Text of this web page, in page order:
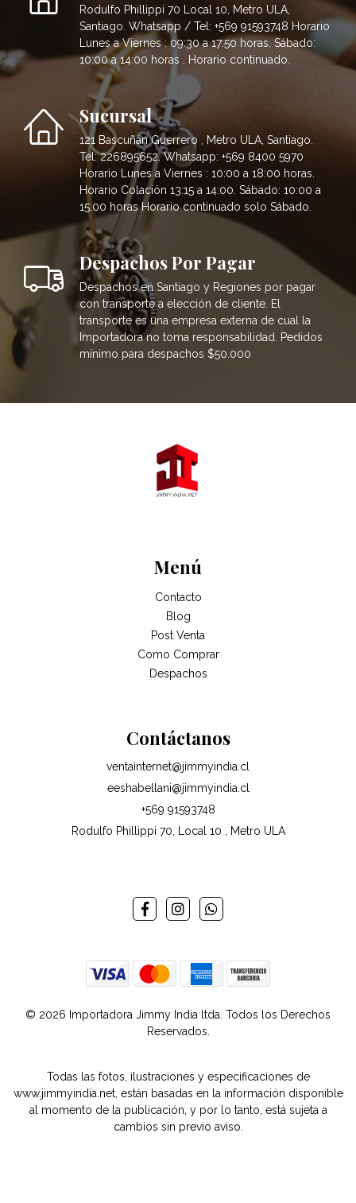
Rodulfo Phillippi 70 Local 10, Metro ULA,
Santiago. Whatsapp / Tel: +569 91593748 Horario
Lunes a Viernes : 09:30 a 17:50 horas. Sábado:
10:00 a 14:00 horas . Horario continuado.
Sucursal
121 Bascuñán Guerrero , Metro ULA, Santiago.
Tel: 226895652. Whatsapp: +569 8400 5970
Horario Lunes a Viernes : 10:00 a 18:00 horas.
Horario Colación 13:15 a 14:00. Sábado: 10:00 a
15:00 horas Horario continuado solo Sábado.
Despachos Por Pagar
Despachos en Santiago y Regiones por pagar
con transporte a elección de cliente. El
transporte es una empresa externa de cual la
Importadora no toma responsabilidad. Pedidos
mínimo para despachos $50.000
Menú
Contacto
Blog
Post Venta
Como Comprar
Despachos
Contáctanos
ventainternet@jimmyindia.cl
eeshabellani@jimmyindia.cl
+569 91593748
Rodulfo Phillippi 70, Local 10 , Metro ULA
© 2026 Importadora Jimmy India ltda. Todos los Derechos
Reservados.
Todas las fotos, ilustraciones y especificaciones de
www.jimmyindia.net, están basadas en la información disponible
al momento de la publicación, y por lo tanto, está sujeta a
cambios sin previo aviso.